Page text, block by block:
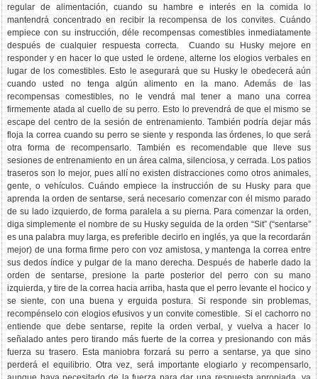
regular de alimentación, cuando su hambre e interés en la comida lo
mantendrá concentrado en recibir la recompensa de los convites. Cuándo
empiece con su instrucción, déle recompensas comestibles inmediatamente
después de cualquier respuesta correcta. Cuando su Husky mejore en
responder y en hacer lo que usted le ordene, alterne los elogios verbales en
lugar de los comestibles. Esto le asegurará que su Husky le obedecerá aún
cuando usted no tenga algún alimento en la mano. Además de las
recompensas comestibles, no le vendrá mal tener a mano una correa
firmemente atada al cuello de su perro. Esto lo prevendrá de que el mismo se
escape del centro de la sesión de entrenamiento. También podría dejar más
floja la correa cuando su perro se siente y responda las órdenes, lo que será
otra forma de recompensarlo. También es recomendable que lleve sus
sesiones de entrenamiento en un área calma, silenciosa, y cerrada. Los patios
traseros son lo mejor, pues allí no existen distracciones como otros animales,
gente, o vehículos. Cuándo empiece la instrucción de su Husky para que
aprenda la orden de sentarse, será necesario comenzar con él mismo parado
de su lado izquierdo, de forma paralela a su pierna. Para comenzar la orden,
diga simplemente el nombre de su Husky seguida de la orden “Sit” (“sentarse”
es una palabra muy larga, es preferible decirlo en inglés, ya que la recordarán
mejor) de una forma firme pero con voz amistosa, y mantenga la correa entre
sus dedos índice y pulgar de la mano derecha. Después de haberle dado la
orden de sentarse, presione la parte posterior del perro con su mano
izquierda, y tire de la correa hacia arriba, hasta que el perro levante el hocico y
se siente, con una buena y erguida postura. Si responde sin problemas,
recompénselo con elogios efusivos y un convite comestible. Si el cachorro no
entiende que debe sentarse, repite la orden verbal, y vuelva a hacer lo
señalado antes pero tirando más fuerte de la correa y presionando con más
fuerza su trasero. Esta maniobra forzará su perro a sentarse, ya que sino
perderá el equilibrio. Otra vez, será importante elogiarlo y recompensarlo,